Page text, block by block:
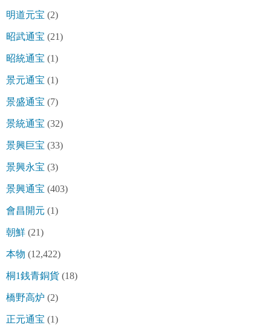
明道元宝 (2)
昭武通宝 (21)
昭統通宝 (1)
景元通宝 (1)
景盛通宝 (7)
景統通宝 (32)
景興巨宝 (33)
景興永宝 (3)
景興通宝 (403)
會昌開元 (1)
朝鮮 (21)
本物 (12,422)
桐1銭青銅貨 (18)
橋野高炉 (2)
正元通宝 (1)